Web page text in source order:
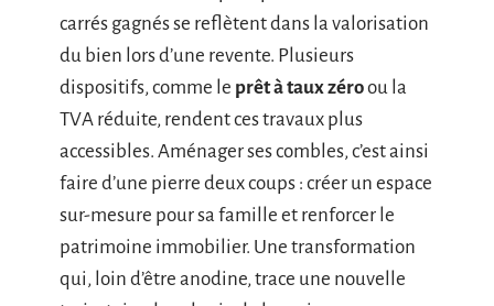
carrés gagnés se reflètent dans la valorisation
du bien lors d’une revente. Plusieurs
dispositifs, comme le prêt à taux zéroou la
TVA réduite, rendent ces travaux plus
accessibles. Aménager ses combles, c’est ainsi
faire d’une pierre deux coups : créer un espace
sur-mesure pour sa famille et renforcer le
patrimoine immobilier. Une transformation
qui, loin d’être anodine, trace une nouvelle